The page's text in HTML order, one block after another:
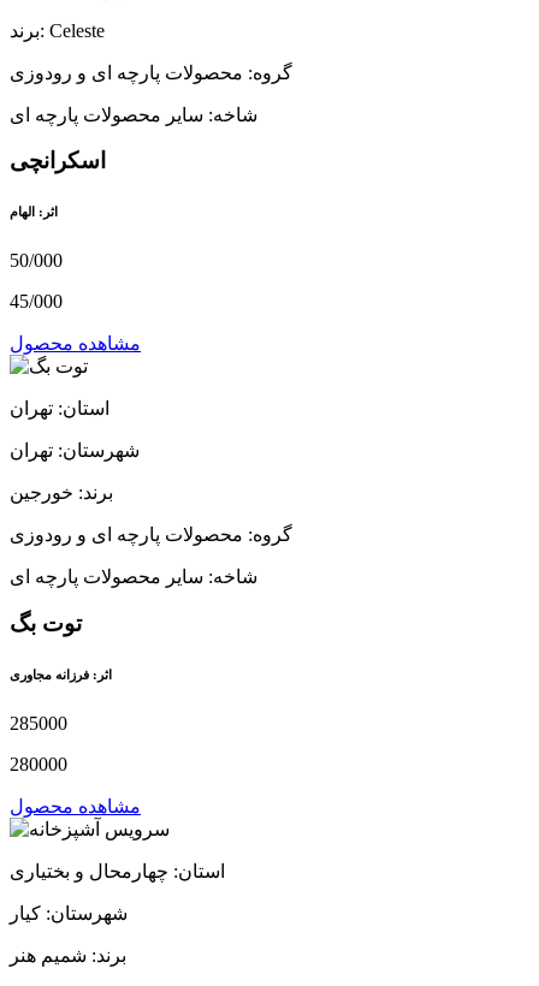
برند: Celeste
گروه: محصولات پارچه ای و رودوزی
شاخه: سایر محصولات پارچه ای
اسکرانچی
اثر: الهام
50/000
45/000
مشاهده محصول
استان: تهران
شهرستان: تهران
برند: خورجین
گروه: محصولات پارچه ای و رودوزی
شاخه: سایر محصولات پارچه ای
توت بگ
اثر: فرزانه مجاوری
285000
280000
مشاهده محصول
استان: چهارمحال و بختیاری
شهرستان: کیار
برند: شمیم هنر